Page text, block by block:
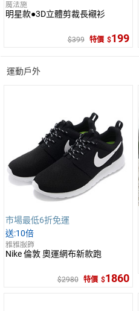
魔法施
明星款●3D立體剪裁長襯衫
399 特價 199
運動戶外
市場最低6折免運
10倍
雅雅服飾
Nike 倫敦 奧運網布新款跑
2980 特價 1860